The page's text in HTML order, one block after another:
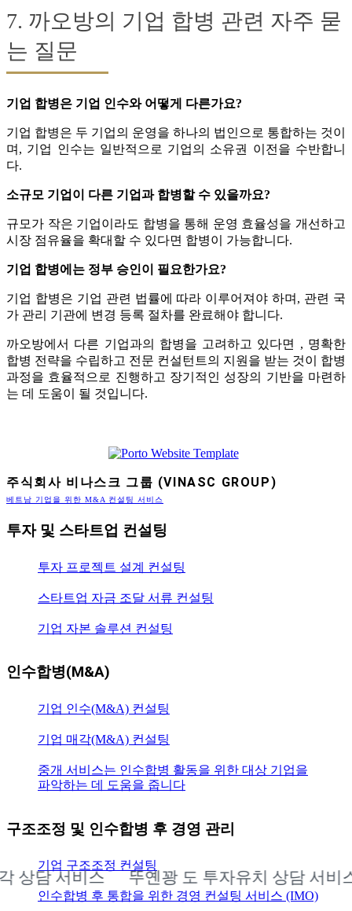
7. 까오방의 기업 합병 관련 자주 묻
는 질문
기업 합병은 기업 인수와 어떻게 다른가요?
기업 합병은 두 기업의 운영을 하나의 법인으로 통합하는 것이
며, 기업 인수는 일반적으로 기업의 소유권 이전을 수반합니
다.
소규모 기업이 다른 기업과 합병할 수 있을까요?
규모가 작은 기업이라도 합병을 통해 운영 효율성을 개선하고
시장 점유율을 확대할 수 있다면 합병이 가능합니다.
기업 합병에는 정부 승인이 필요한가요?
기업 합병은 기업 관련 법률에 따라 이루어져야 하며, 관련 국
가 관리 기관에 변경 등록 절차를 완료해야 합니다.
까오방에서 다른 기업과의 합병을 고려하고 있다면 , 명확한
합병 전략을 수립하고 전문 컨설턴트의 지원을 받는 것이 합병
과정을 효율적으로 진행하고 장기적인 성장의 기반을 마련하
는 데 도움이 될 것입니다.
주식회사 비나스크 그룹 (VINASC GROUP)
베트남 기업을 위한 M&A 컨설팅 서비스
투자 및 스타트업 컨설팅
투자 프로젝트 설계 컨설팅
스타트업 자금 조달 서류 컨설팅
기업 자본 솔루션 컨설팅
인수합병(M&A)
기업 인수(M&A) 컨설팅
기업 매각(M&A) 컨설팅
중개 서비스는 인수합병 활동을 위한 대상 기업을
파악하는 데 도움을 줍니다
구조조정 및 인수합병 후 경영 관리
기업 구조조정 컨설팅
인수합병 후 통합을 위한 경영 컨설팅 서비스 (IMO)
담 서비스 뚜옌꽝 도 투자유치 상담 서비스